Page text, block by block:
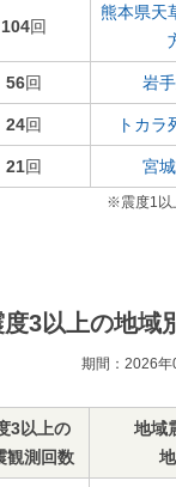
104回
熊本県天
56回 岩
24回 トカラ
21回 宮
※震度1以
度3以上の地域
期間：2026
3以上の
観測回数
地域